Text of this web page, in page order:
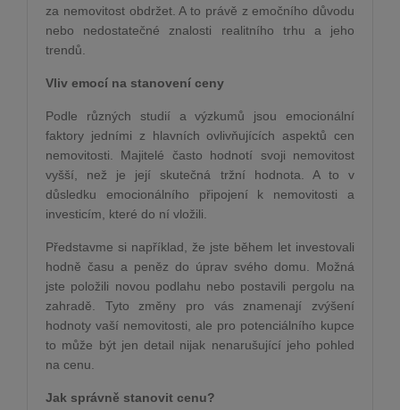
za nemovitost obdržet. A to právě z emočního důvodu
nebo nedostatečné znalosti realitního trhu a jeho
trendů.
Vliv emocí na stanovení ceny
Podle různých studií a výzkumů jsou emocionální
faktory jedními z hlavních ovlivňujících aspektů cen
nemovitosti. Majitelé často hodnotí svoji nemovitost
vyšší, než je její skutečná tržní hodnota. A to v
důsledku emocionálního připojení k nemovitosti a
investicím, které do ní vložili.
Představme si například, že jste během let investovali
hodně času a peněz do úprav svého domu. Možná
jste položili novou podlahu nebo postavili pergolu na
zahradě. Tyto změny pro vás znamenají zvýšení
hodnoty vaší nemovitosti, ale pro potenciálního kupce
to může být jen detail nijak nenarušující jeho pohled
na cenu.
Jak správně stanovit cenu?